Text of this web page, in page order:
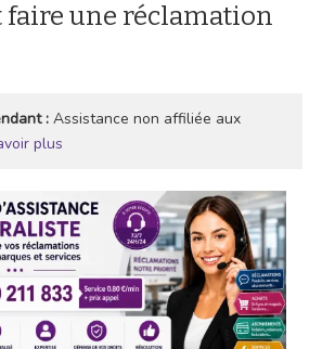
une réclamation
: Assistance non affiliée aux
plus